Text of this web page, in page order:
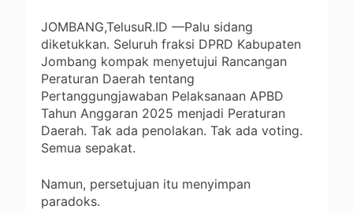
JOMBANG,TelusuR.ID —Palu sidang
diketukkan. Seluruh fraksi DPRD Kabupaten
Jombang kompak menyetujui Rancangan
Peraturan Daerah tentang
Pertanggungjawaban Pelaksanaan APBD
Tahun Anggaran 2025 menjadi Peraturan
Daerah. Tak ada penolakan. Tak ada voting.
Semua sepakat.
Namun, persetujuan itu menyimpan
paradoks.